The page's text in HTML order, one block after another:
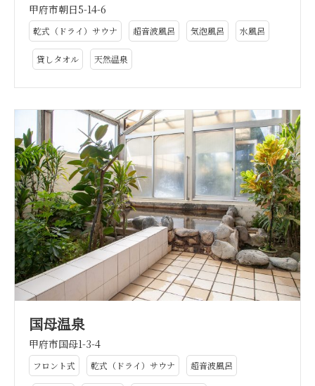
甲府市朝日5-14-6
乾式（ドライ）サウナ 超音波風呂 気泡風呂 水風呂
貸しタオル 天然温泉
国母温泉
甲府市国母1-3-4
フロント式 乾式（ドライ）サウナ 超音波風呂